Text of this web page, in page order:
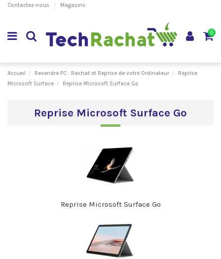
Contactez-nous Magasins
0
Accueil Revendre PC : Rachat et Reprise de votre Ordinateur
Reprise
Microsoft Surface
Reprise Microsoft Surface Go
Reprise Microsoft Surface Go
Reprise Microsoft Surface Go